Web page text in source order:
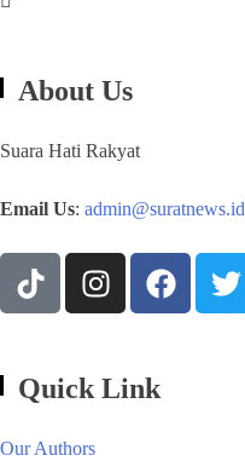
About Us
Suara Hati Rakyat
Email Us: admin@suratnews.id
Quick Link
Our Authors